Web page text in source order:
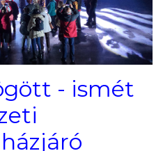
- ismét